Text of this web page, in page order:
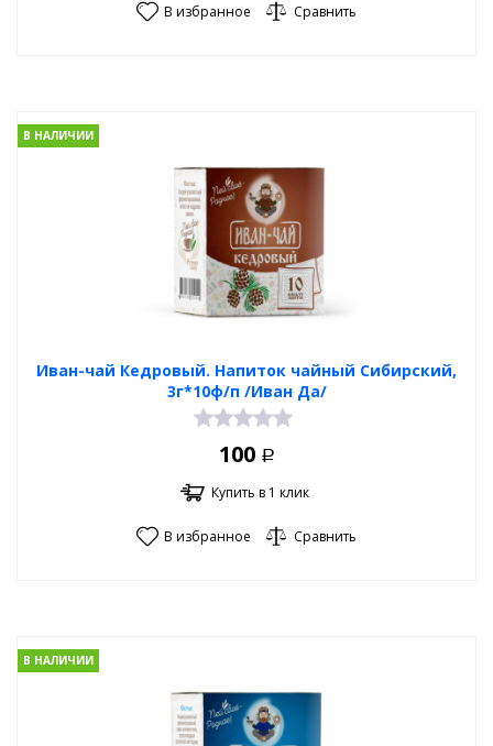
В избранное Сравнить
Иван-чай Кедровый. Напиток чайный Сибирский,
3г*10ф/п /Иван Да/
В НАЛИЧИИ
100 Р
Купить в 1 клик
В избранное Сравнить
В НАЛИЧИИ